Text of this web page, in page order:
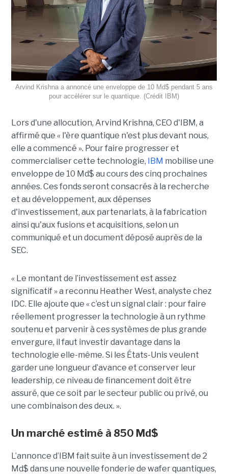
Arvind Krishna a annoncé une enveloppe de 10 Md$ pendant 5 ans
pour accélérer sur le quantique. (Crédit IBM)
Lors d'une allocution, Arvind Krishna, CEO d'IBM, a
affirmé que « l'ère quantique n'est plus devant nous,
elle a commencé ». Pour faire progresser et
commercialiser cette technologie, IBM mobilise une
enveloppe de 10 Md$ au cours des cinq prochaines
années. Ces fonds seront consacrés à la recherche
et au développement, aux dépenses
d'investissement, aux partenariats, à la fabrication
ainsi qu'aux fusions et acquisitions, selon un
communiqué et un document déposé auprès de la
SEC.
« Le montant de l’investissement est assez
significatif » a reconnu Heather West, analyste chez
IDC. Elle ajoute que « c’est un signal clair : pour faire
réellement progresser la technologie à un rythme
soutenu et parvenir à ces systèmes de plus grande
envergure, il faut investir davantage dans la
technologie elle-même. Si les États-Unis veulent
garder une longueur d’avance et conserver leur
leadership, ce niveau de financement doit être
assuré, que ce soit par le secteur public ou privé, ou
une combinaison des deux. ».
Un marché estimé à 850 Md$
L’annonce d’IBM fait suite à un investissement de 2
Md$ dans une nouvelle fonderie de wafer quantiques,